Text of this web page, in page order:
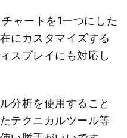
ャートを1一つにした
にカスタマイズする
スプレイにも対応し
分析を使用すること
テクニカルツール等